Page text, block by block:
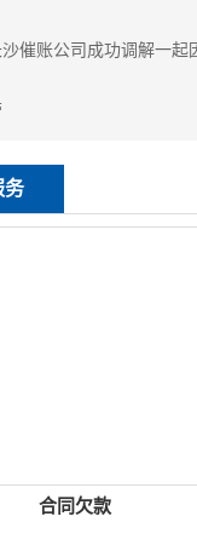
催账公司成功调解一起
务
合同欠款